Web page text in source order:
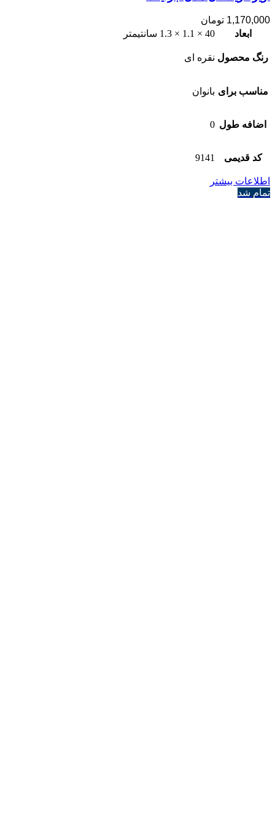
1,170,000 تومان
ابعاد
40 × 1.1 × 1.3 سانتیمتر
رنگ محصول نقره ای
مناسب برای بانوان
اضافه طول 0
کد قدیمی 9141
اطلاعات بیشتر
تمام شد